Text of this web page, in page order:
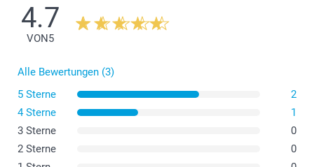
4.7
VON5
Alle Bewertungen (3)
5 Sterne
2
4 Sterne
1
3 Sterne
0
2 Sterne
0